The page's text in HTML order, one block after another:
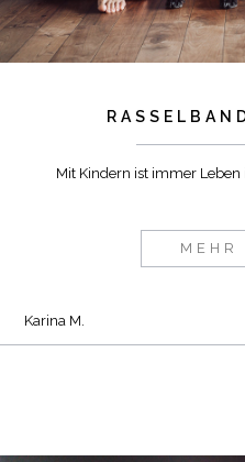
Mit Kindern ist immer Leben
MEHR
Karina M.